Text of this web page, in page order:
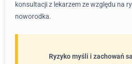
konsultacji z lekarzem ze względu na
noworodka.
Ryzyko myśli i zachowań